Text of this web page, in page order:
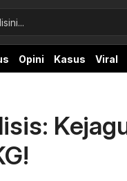
Opini Kasus Viral